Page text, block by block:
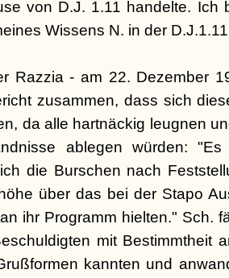
von D.J. 1.11 handelte. Ich
Wissens N. in der
Razzia - am 22. Dezember
zusammen, dass sich
da alle hartnäckig leugnen
ablegen würden:
die Burschen nach
über das bei der Stapo
ihr Programm hielten." Sch.
mit Bestimmtheit
kannten und